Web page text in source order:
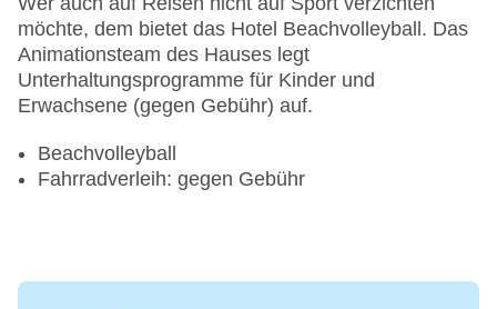
möchte, dem bietet das Hotel Beachvolleyball. Das
Animationsteam des Hauses legt
Unterhaltungsprogramme für Kinder und
Erwachsene (gegen Gebühr) auf.
Beachvolleyball
Fahrradverleih: gegen Gebühr